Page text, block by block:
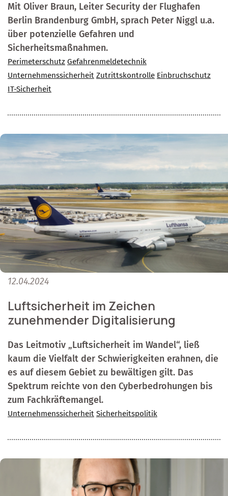
Mit Oliver Braun, Leiter Security der Flughafen
Berlin Brandenburg GmbH, sprach Peter Niggl u.a.
über potenzielle Gefahren und
Sicherheitsmaßnahmen.
Perimeterschutz Gefahrenmeldetechnik
Unternehmenssicherheit Zutrittskontrolle Einbruchschutz
IT-Sicherheit
12.04.2024
Luftsicherheit im Zeichen
zunehmender Digitalisierung
Das Leitmotiv „Luftsicherheit im Wandel“, ließ
kaum die Vielfalt der Schwierigkeiten erahnen, die
es auf diesem Gebiet zu bewältigen gilt. Das
Spektrum reichte von den Cyberbedrohungen bis
zum Fachkräftemangel.
Unternehmenssicherheit Sicherheitspolitik